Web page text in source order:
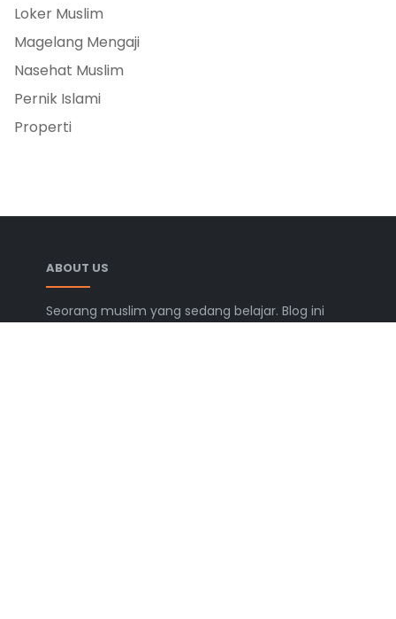
Loker Muslim
Magelang Mengaji
Nasehat Muslim
Pernik Islami
Properti
ABOUT US
Seorang muslim yang sedang belajar. Blog ini